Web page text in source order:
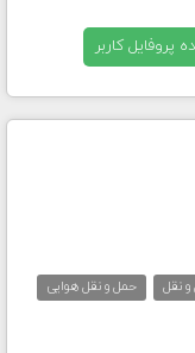
پروفایل کاربر
نقل
حمل و نقل هوایی